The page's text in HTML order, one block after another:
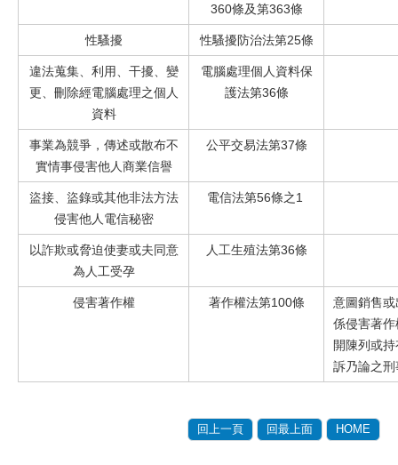
360條及第363條
性騷擾 性騷擾防治法第25條
違法蒐集、利用、干擾、變
更、刪除經電腦處理之個人
資料
電腦處理個人資料保
護法第36條
事業為競爭，傳述或散布不
實情事侵害他人商業信譽
公平交易法第37條
盜接、盜錄或其他非法方法
侵害他人電信秘密
電信法第56條之1
以詐欺或脅迫使妻或夫同意
為人工受孕
人工生殖法第36條
侵害著作權 著作權法第100條
意圖銷售
係侵害著
開陳列或
訴乃論之
回上一頁 回最上面 HOME